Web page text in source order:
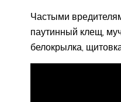
Частыми
паутинный клещ,
белокрылка,